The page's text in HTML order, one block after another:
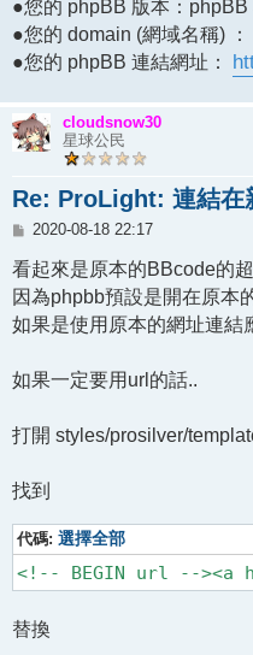
●您的 phpBB 版本：phpBB
●您的 domain (網域名稱)
●您的 phpBB 連結網址：
cloudsnow30
星球公民
Re: ProLight: 連結在
文
2020-08-18 22:17
看起來是原本的BBcode的超
因為phpbb預設是開在原本
如果是使用原本的網址連結
如果一定要用url的話..
打開 styles/prosilver/
找到
代碼: 選擇全部
<!-- BEGIN url --><a
替換